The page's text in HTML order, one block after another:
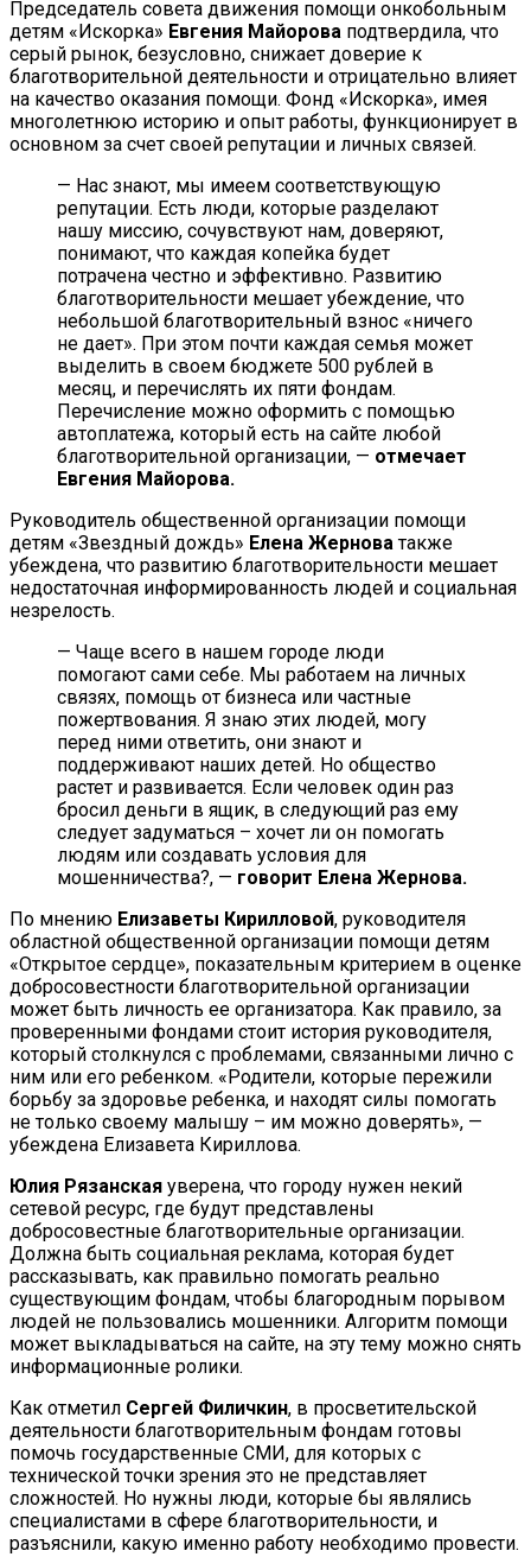
Председатель совета движения помощи онкобольным
детям «Искорка» Евгения Майорова подтвердила, что
серый рынок, безусловно, снижает доверие к
благотворительной деятельности и отрицательно влияет
на качество оказания помощи. Фонд «Искорка», имея
многолетнюю историю и опыт работы, функционирует в
основном за счет своей репутации и личных связей.
— Нас знают, мы имеем соответствующую
репутации. Есть люди, которые разделают
нашу миссию, сочувствуют нам, доверяют,
понимают, что каждая копейка будет
потрачена честно и эффективно. Развитию
благотворительности мешает убеждение, что
небольшой благотворительный взнос «ничего
не дает». При этом почти каждая семья может
выделить в своем бюджете 500 рублей в
месяц, и перечислять их пяти фондам.
Перечисление можно оформить с помощью
автоплатежа, который есть на сайте любой
благотворительной организации, — отмечает
Евгения Майорова.
Руководитель общественной организации помощи
детям «Звездный дождь» Елена Жерноватакже
убеждена, что развитию благотворительности мешает
недостаточная информированность людей и социальная
незрелость.
— Чаще всего в нашем городе люди
помогают сами себе. Мы работаем на личных
связях, помощь от бизнеса или частные
пожертвования. Я знаю этих людей, могу
перед ними ответить, они знают и
поддерживают наших детей. Но общество
растет и развивается. Если человек один раз
бросил деньги в ящик, в следующий раз ему
следует задуматься – хочет ли он помогать
людям или создавать условия для
мошенничества?, — говорит Елена Жернова.
По мнению Елизаветы Кирилловой, руководителя
областной общественной организации помощи детям
«Открытое сердце», показательным критерием в оценке
добросовестности благотворительной организации
может быть личность ее организатора. Как правило, за
проверенными фондами стоит история руководителя,
который столкнулся с проблемами, связанными лично с
ним или его ребенком. «Родители, которые пережили
борьбу за здоровье ребенка, и находят силы помогать
не только своему малышу – им можно доверять», —
убеждена Елизавета Кириллова.
Юлия Рязанская уверена, что городу нужен некий
сетевой ресурс, где будут представлены
добросовестные благотворительные организации.
Должна быть социальная реклама, которая будет
рассказывать, как правильно помогать реально
существующим фондам, чтобы благородным порывом
людей не пользовались мошенники. Алгоритм помощи
может выкладываться на сайте, на эту тему можно снять
информационные ролики.
Как отметил Сергей Филичкин, в просветительской
деятельности благотворительным фондам готовы
помочь государственные СМИ, для которых с
технической точки зрения это не представляет
сложностей. Но нужны люди, которые бы являлись
специалистами в сфере благотворительности, и
разъяснили, какую именно работу необходимо провести.